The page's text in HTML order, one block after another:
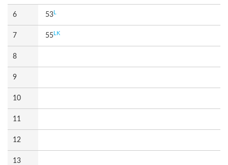
6 53
7 55 LK
8
9
10
11
12
13